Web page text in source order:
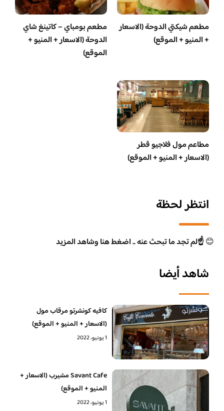
مطعم شيكتي الدوحة (الاسعار
+ المنيو + الموقع)
مطعم بومباي – كاتينغ شاي
الدوحة (الاسعار + المنيو +
الموقع)
مطاعم مول فلاجيو قطر
(الاسعار + المنيو + الموقع)
انتظر لحظة
😊☝️لم تجد ما تبحث عنه .. اضغط هنا وشاهد المزيد
شاهد أيضا
كافيه كونشرتو مرقاب مول
(الاسعار + المنيو + الموقع)
1 يونيو، 2022
Savant Cafe مشيرب (الاسعار +
المنيو + الموقع)
1 يونيو، 2022